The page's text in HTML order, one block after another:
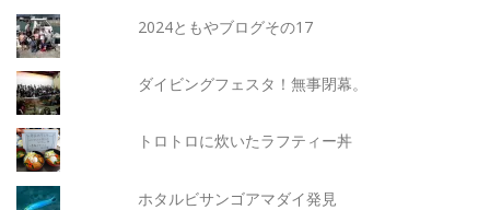
2024ともやブログその17
ダイビングフェスタ！無事閉幕。
トロトロに炊いたラフティー丼
ホタルビサンゴアマダイ発見